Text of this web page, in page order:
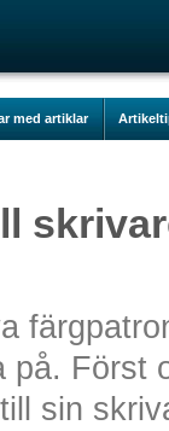
med artiklar
på. Först
sin